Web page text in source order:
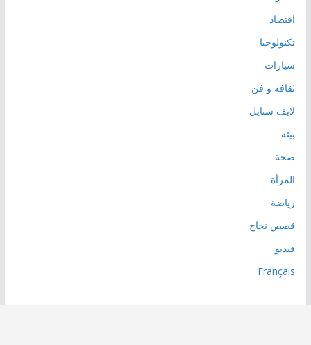
اقتصاد
تكنولوجيا
سيارات
ثقافة و فن
لايف ستايل
بيئة
صحة
المرأة
رياضة
قصص نجاح
فيديو
Français